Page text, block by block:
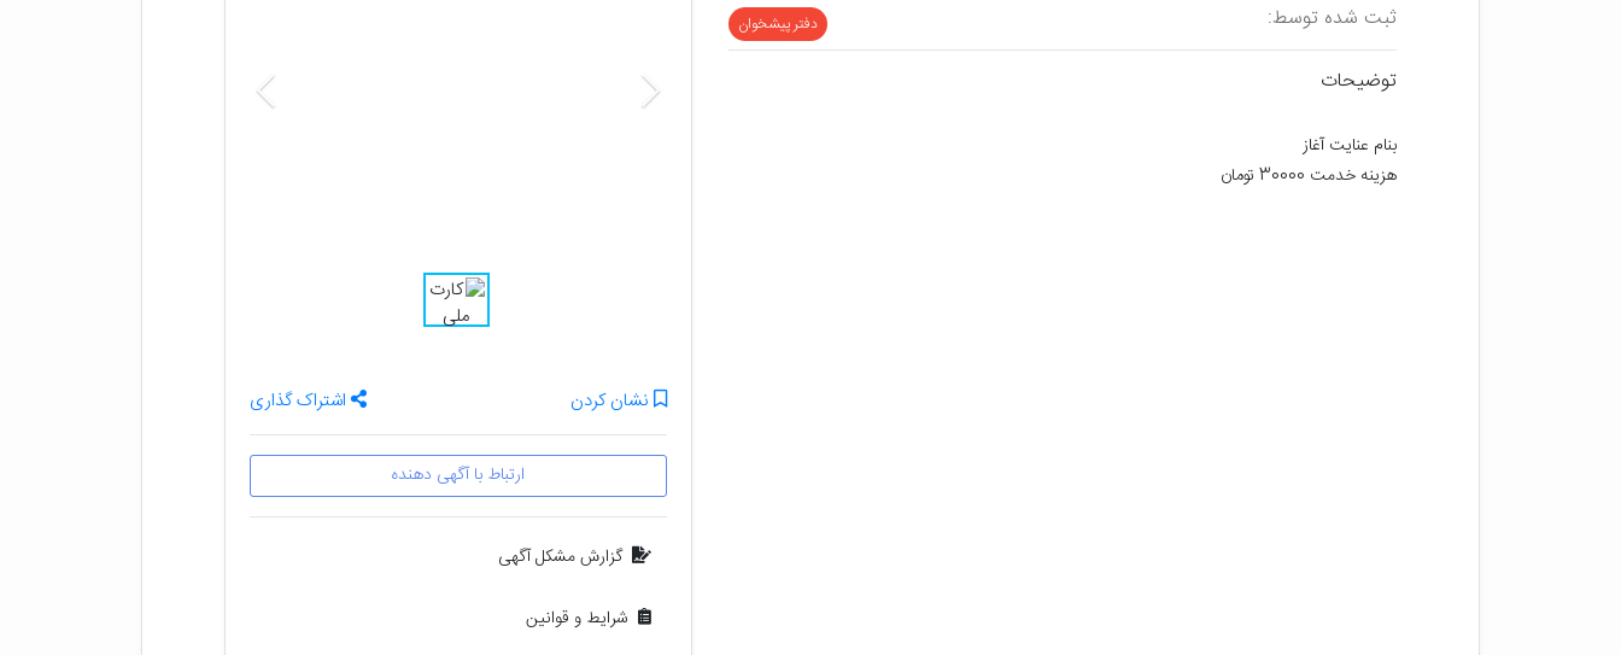
ثبت شده توسط: دفتر پیشخوان
توضیحات
هزینه خدمت 30000 تومان
نشان کردن اشتراک گذاری
ارتباط با آگهی دهنده
گزارش مشکل آگهی
شرایط و قوانین